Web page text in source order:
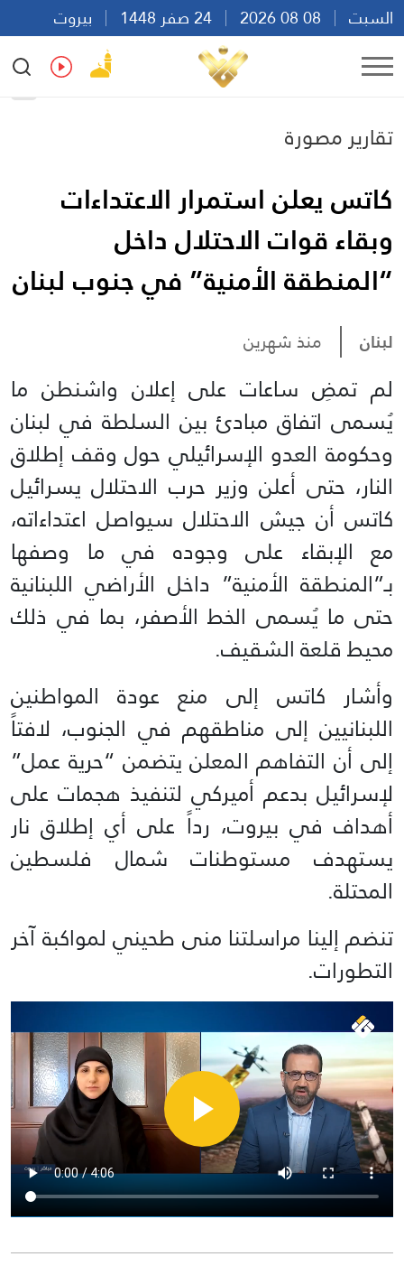
السبت
بيروت
01:40
Ar
تقارير مصورة
كاتس يعلن استمرار الاعتداءات
وبقاء قوات الاحتلال داخل
“المنطقة الأمنية” في جنوب لبنان
لبنان منذ شهرين
لم تمضِ ساعات على إعلان واشنطن ما
يُسمى اتفاق مبادئ بين السلطة في لبنان
وحكومة العدو الإسرائيلي حول وقف إطلاق
النار، حتى أعلن وزير حرب الاحتلال يسرائيل
كاتس أن جيش الاحتلال سيواصل اعتداءاته،
مع الإبقاء على وجوده في ما وصفها
بـ”المنطقة الأمنية” داخل الأراضي اللبنانية
حتى ما يُسمى الخط الأصفر، بما في ذلك
محيط قلعة الشقيف.
وأشار كاتس إلى منع عودة المواطنين
اللبنانيين إلى مناطقهم في الجنوب، لافتاً
إلى أن التفاهم المعلن يتضمن “حرية عمل”
لإسرائيل بدعم أميركي لتنفيذ هجمات على
أهداف في بيروت، رداً على أي إطلاق نار
يستهدف مستوطنات شمال فلسطين
المحتلة.
تنضم إلينا مراسلتنا منى طحيني لمواكبة آخر
التطورات.